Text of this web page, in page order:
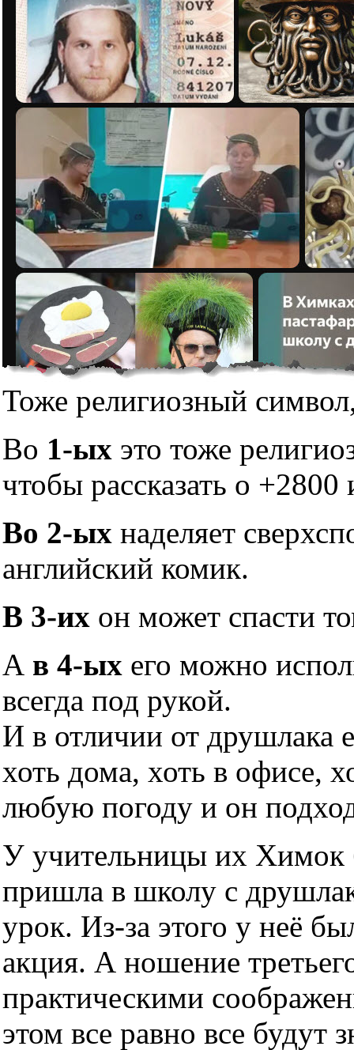
Тоже религиозный
Во 1-ых это тоже
чтобы рассказать о +2800
Во 2-ых наделяет
английский комик.
В 3-их он может спасти
А в 4-ых его можно
всегда под рукой.
И в отличии от друшлака
хоть дома, хоть в офисе,
любую погоду и он
У учительницы их Химок
пришла в школу с
урок. Из-за этого у неё
акция. А ношение
практическими
этом все равно все будут